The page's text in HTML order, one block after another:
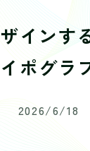
インす
ポグラ
2026/6/18